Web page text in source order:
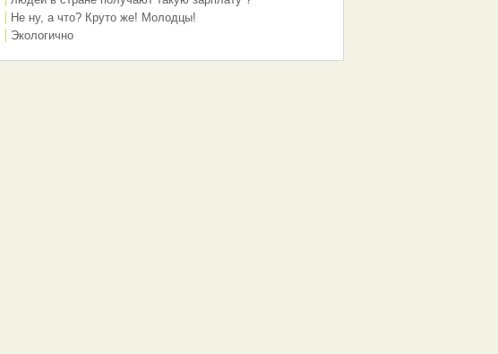
Не ну, а что? Круто же! Молодцы!
Экологично